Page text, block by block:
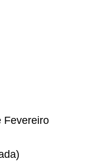
Fevereiro